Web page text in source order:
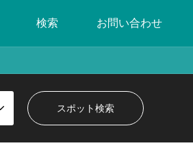
検索 お問い合わせ